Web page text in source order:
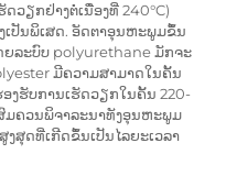
ດວຽກຢ່າງຕໍ່ເນື່ອງທີ່ 240°C)
ເປັນພິເສດ. ອັດຕາອຸນຫະພູມຂຶ້ນ
ຍລະບົບ polyurethane ມັກຈະ
ມີຄວາມສາມາດໃນຄັ້ນ
ງຮັບການເຮັດວຽກໃນຄັ້ນ 220-
ມຄວນພິຈາລະນາທັງອຸນຫະພູມ
ສຸດທີ່ເກີດຂຶ້ນເປັນໄລຍະເວລາ